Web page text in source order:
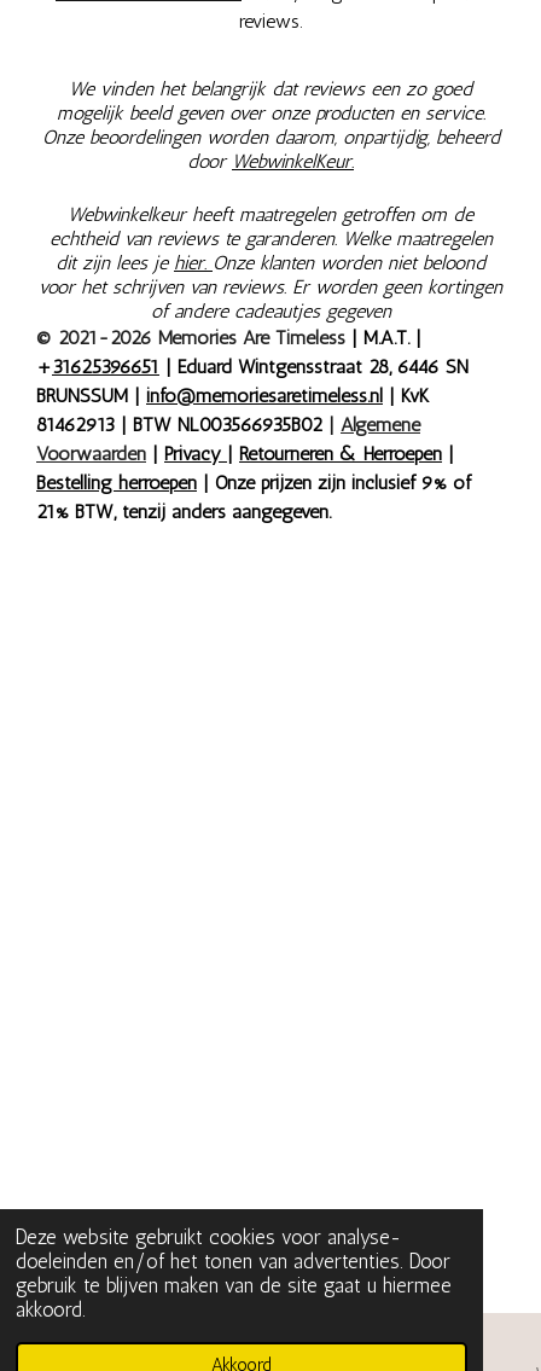
Deze website gebruikt cookies voor analyse-
doeleinden en/of het tonen van advertenties. Door
gebruik te blijven maken van de site gaat u hiermee
akkoord.
Akkoord
reviews.
We vinden het belangrijk dat reviews een zo goed
mogelijk beeld geven over onze producten en service.
Onze beoordelingen worden daarom, onpartijdig, beheerd
door WebwinkelKeur.
Webwinkelkeur heeft maatregelen getroffen om de
echtheid van reviews te garanderen. Welke maatregelen
dit zijn lees je hier. Onze klanten worden niet beloond
voor het schrijven van reviews. Er worden geen kortingen
of andere cadeautjes gegeven
© 2021-2026 Memories Are Timeless | M.A.T. |
+31625396651 | Eduard Wintgensstraat 28, 6446 SN
BRUNSSUM | info@memoriesaretimeless.nl | KvK
81462913 | BTW NL003566935B02 | Algemene
Voorwaarden | Privacy | Retourneren & Herroepen |
Bestelling herroepen | Onze prijzen zijn inclusief 9% of
21% BTW, tenzij anders aangegeven.